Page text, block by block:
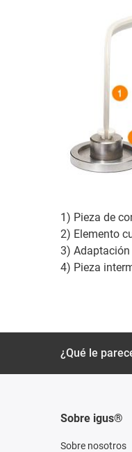
1) Pieza de
2) Elemento
3)
4) Pieza
¿Qué le
Sobre igus®
Sobre nosotros